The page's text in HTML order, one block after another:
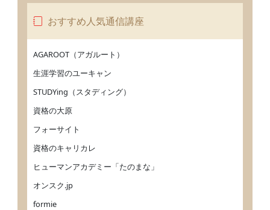
おすすめ人気通信講座
AGAROOT（アガルート）
生涯学習のユーキャン
STUDYing（スタディング）
資格の大原
フォーサイト
資格のキャリカレ
ヒューマンアカデミー「たのまな」
オンスク.jp
formie